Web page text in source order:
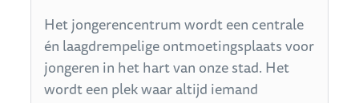
Het jongerencentrum wordt een centrale
én laagdrempelige ontmoetingsplaats voor
jongeren in het hart van onze stad. Het
wordt een plek waar altijd iemand